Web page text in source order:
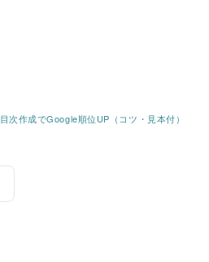
目次作成でGoogle順位UP（コツ・見本付）